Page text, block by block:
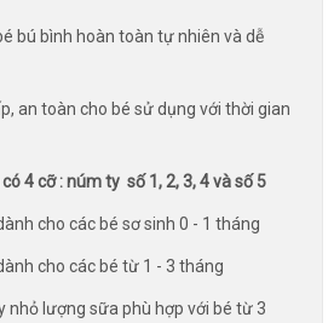
bú bình hoàn toàn tự nhiên và dễ
an toàn cho bé sử dụng với thời gian
4 cỡ : núm ty số 1, 2, 3, 4 và số 5
cho các bé sơ sinh 0 - 1 tháng
cho các bé từ 1 - 3 tháng
nhỏ lượng sữa phù hợp với bé từ 3